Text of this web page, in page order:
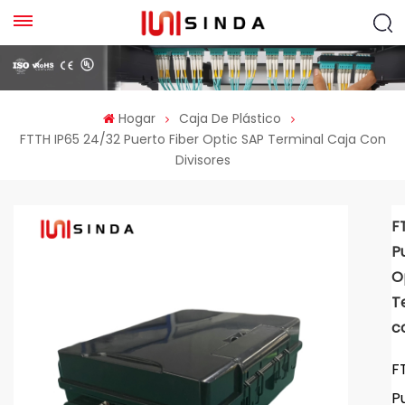
Hogar
Caja De Plástico
FTTH IP65 24/32 Puerto Fiber Optic SAP Terminal Caja Con
Divisores